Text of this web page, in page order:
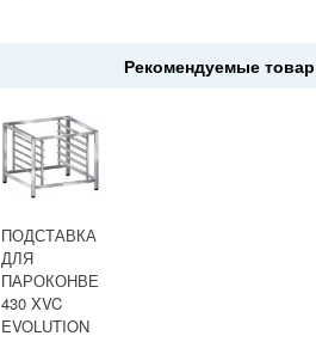
Рекомендуемые
ПОДСТАВКА
ДЛЯ
ПАРОКОНВЕКТОМАТА
430 XVC
EVOLUTION